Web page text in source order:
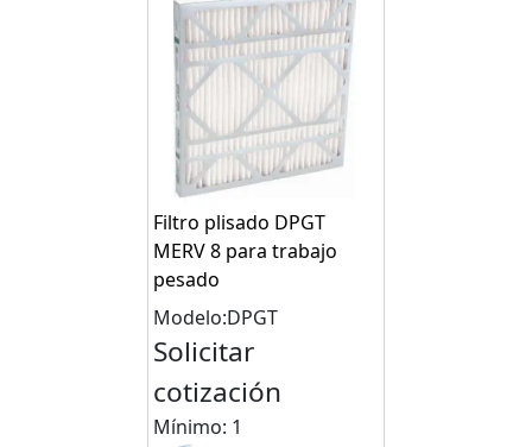
Filtro plisado DPGT
MERV 8 para trabajo
pesado
Modelo:DPGT
Solicitar
cotización
Mínimo: 1